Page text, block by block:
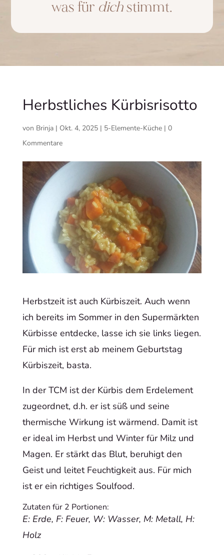
was für dichstimmt.
Herbstliches Kürbisrisotto
von Brinja| Okt. 4, 2025| 5-Elemente-Küche| 0
Kommentare
Herbstzeit ist auch Kürbiszeit. Auch wenn
ich bereits im Sommer in den Supermärkten
Kürbisse entdecke, lasse ich sie links liegen.
Für mich ist erst ab meinem Geburtstag
Kürbiszeit, basta.
In der TCM ist der Kürbis dem Erdelement
zugeordnet, d.h. er ist süß und seine
thermische Wirkung ist wärmend. Damit ist
er ideal im Herbst und Winter für Milz und
Magen. Er stärkt das Blut, beruhigt den
Geist und leitet Feuchtigkeit aus. Für mich
ist er ein richtiges Soulfood.
Zutaten für 2 Portionen:
E: Erde, F: Feuer, W: Wasser, M: Metall, H:
Holz